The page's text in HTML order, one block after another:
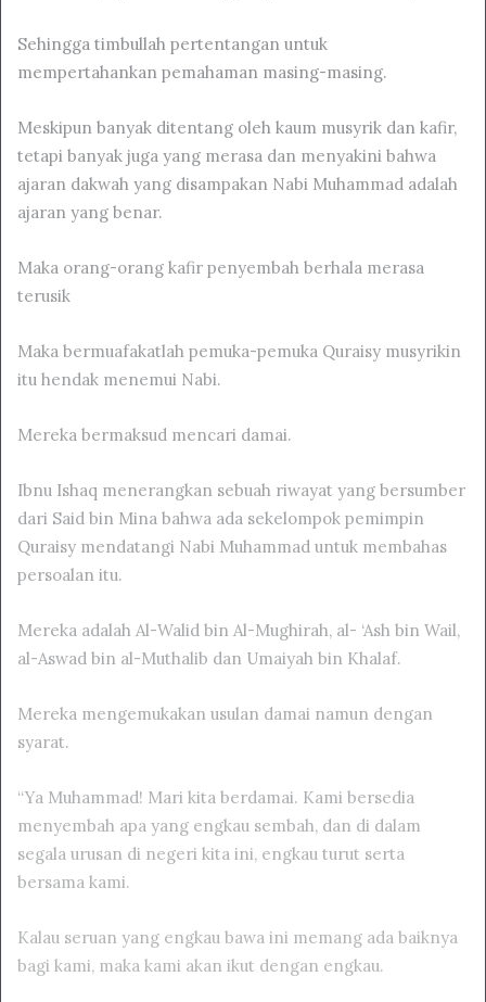
Sehingga timbullah pertentangan untuk
mempertahankan pemahaman masing-masing.
Meskipun banyak ditentang oleh kaum musyrik dan kafir,
tetapi banyak juga yang merasa dan menyakini bahwa
ajaran dakwah yang disampakan Nabi Muhammad adalah
ajaran yang benar.
Maka orang-orang kafir penyembah berhala merasa
terusik
Maka bermuafakatlah pemuka-pemuka Quraisy musyrikin
itu hendak menemui Nabi.
Mereka bermaksud mencari damai.
Ibnu Ishaq menerangkan sebuah riwayat yang bersumber
dari Said bin Mina bahwa ada sekelompok pemimpin
Quraisy mendatangi Nabi Muhammad untuk membahas
persoalan itu.
Mereka adalah Al-Walid bin Al-Mughirah, al- ‘Ash bin Wail,
al-Aswad bin al-Muthalib dan Umaiyah bin Khalaf.
Mereka mengemukakan usulan damai namun dengan
syarat.
“Ya Muhammad! Mari kita berdamai. Kami bersedia
menyembah apa yang engkau sembah, dan di dalam
segala urusan di negeri kita ini, engkau turut serta
bersama kami.
Kalau seruan yang engkau bawa ini memang ada baiknya
bagi kami, maka kami akan ikut dengan engkau.